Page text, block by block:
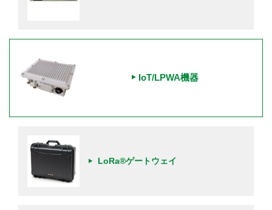
IoT/LPWA機器
LoRa®ゲートウェイ